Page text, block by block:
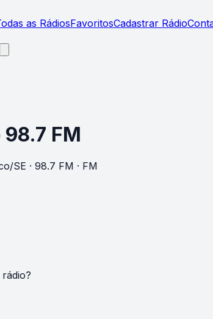
as RádiosFavoritosCadastrar Rádio
FM
/SE · 98.7 FM · FM